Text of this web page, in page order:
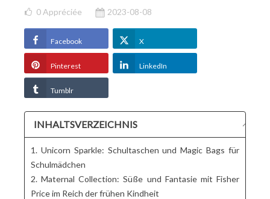
0 Appréciée 2023-08-08
Facebook X
Pinterest LinkedIn
Tumblr
INHALTSVERZEICHNIS
1. Unicorn Sparkle: Schultaschen und Magic Bags für
Schulmädchen
2. Maternal Collection: Süße und Fantasie mit Fisher
Price im Reich der frühen Kindheit